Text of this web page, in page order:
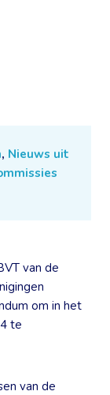
, Nieuws uit
van de
om in het
te
van de